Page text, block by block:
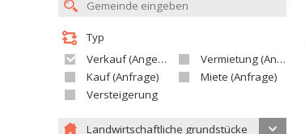
Typ
Verkauf (Angebot)
Vermietung (Angebot)
Kauf (Anfrage)
Miete (Anfrage)
Versteigerung
Landwirtschaftliche grundstücke